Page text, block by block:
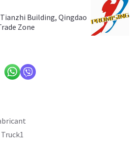
Building, Qingdao
Zone